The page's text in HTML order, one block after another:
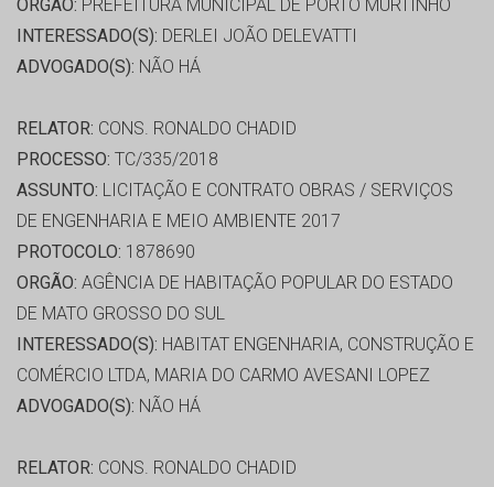
ORGÃO: PREFEITURA MUNICIPAL DE PORTO MURTINHO
INTERESSADO(S): DERLEI JOÃO DELEVATTI
ADVOGADO(S): NÃO HÁ
RELATOR: CONS. RONALDO CHADID
PROCESSO: TC/335/2018
ASSUNTO: LICITAÇÃO E CONTRATO OBRAS / SERVIÇOS
DE ENGENHARIA E MEIO AMBIENTE 2017
PROTOCOLO: 1878690
ORGÃO: AGÊNCIA DE HABITAÇÃO POPULAR DO ESTADO
DE MATO GROSSO DO SUL
INTERESSADO(S): HABITAT ENGENHARIA, CONSTRUÇÃO E
COMÉRCIO LTDA, MARIA DO CARMO AVESANI LOPEZ
ADVOGADO(S): NÃO HÁ
RELATOR: CONS. RONALDO CHADID